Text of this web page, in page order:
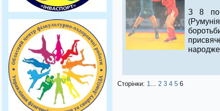
З 8 по
Сторінки: 1... 2 3 4 5 6